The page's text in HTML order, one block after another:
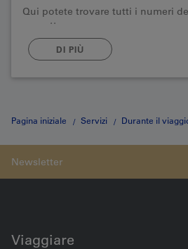
Qui potete trovare tutti i numeri
«gazette»
DI PIÙ
Pagina iniziale Servizi Durante il
Viaggiare